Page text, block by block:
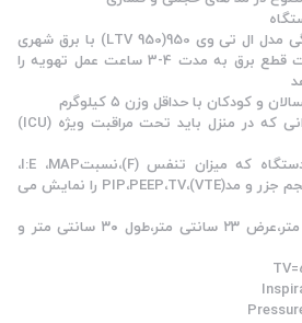
دستگاه ونتیلاتور خانگی مدل ال تی وی 950(LTV 950) با برق شهری
کار می کند و در صورت قطع برق به مدت 4-3 ساعت عمل تهویه را
و کودکان با حداقل وزن ۵ کیلوگرم
طراحی شده برای بیمارانی که در منزل باید تحت مراقبت ویژه (ICU)
دارای مانیتور برروی دستگاه که میزان تنفس (F)،نسبتI:E ،MAP،
تهویه دقیقه ای(VE)،حجم جزر و مد(VTE)،PIP،PEEP،TV را نمایش می
دارای ارتفاع ۸ سانتی متر،عرض ۲۳ سانتی متر،طول ۳۰ سانتی متر و